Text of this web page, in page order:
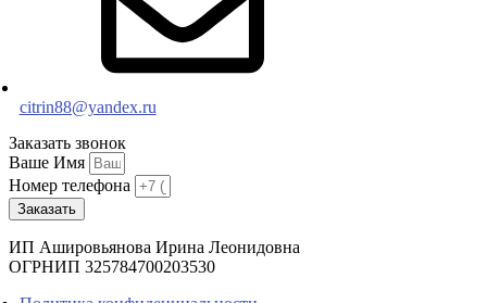
citrin88@yandex.ru
Заказать звонок
Ваше Имя
Номер телефона
Заказать
ИП Ашировьянова Ирина Леонидовна
ОГРНИП 325784700203530